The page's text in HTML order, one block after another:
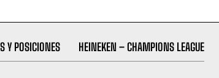
Y POSICIONES HEINEKEN – CHAMPIONS LEAGUE